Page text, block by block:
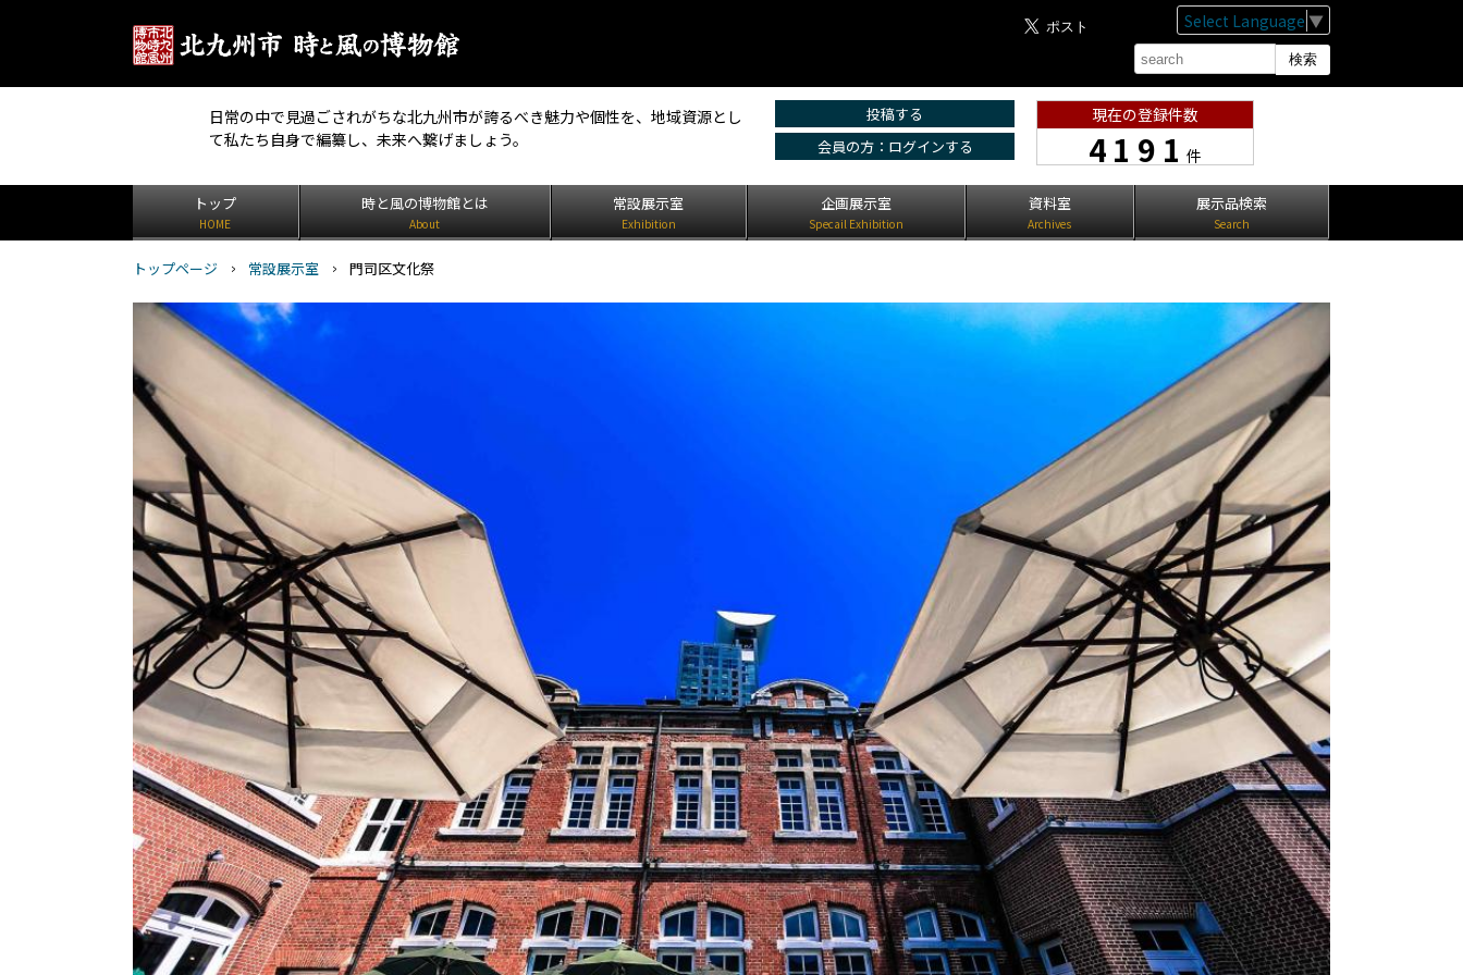
Select Language ▼
日常の中で見過ごされがちな北九州市が誇るべき魅力や個性を、地域資源とし
て私たち自身で編纂し、未来へ繋げましょう。
投稿する
会員の方：ログインする
現在の登録件数
4191件
トップ
HOME
時と風の博物館とは
About
常設展示室
Exhibition
企画展示室
Specail Exhibition
資料室
Archives
展示品検索
Search
トップページ 常設展示室 門司区文化祭